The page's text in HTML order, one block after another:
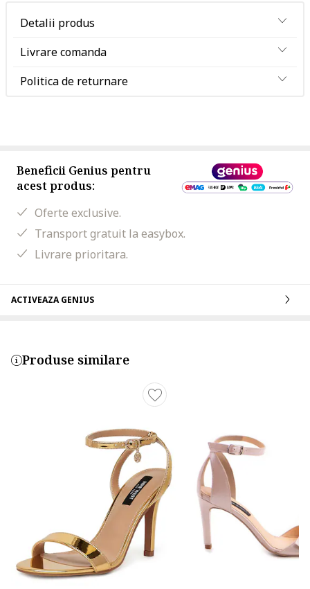
Detalii produs
Livrare comanda
Politica de returnare
Beneficii Genius pentru
acest produs:
Oferte exclusive.
Transport gratuit la easybox.
Livrare prioritara.
ACTIVEAZA GENIUS
Produse similare